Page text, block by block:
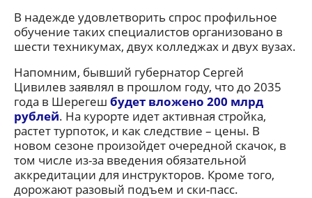
В надежде удовлетворить спрос профильное
обучение таких специалистов организовано в
шести техникумах, двух колледжах и двух вузах.
Напомним, бывший губернатор Сергей
Цивилев заявлял в прошлом году, что до 2035
года в Шерегеш будет вложено 200 млрд
рублей. На курорте идет активная стройка,
растет турпоток, и как следствие – цены. В
новом сезоне произойдет очередной скачок, в
том числе из-за введения обязательной
аккредитации для инструкторов. Кроме того,
дорожают разовый подъем и ски-пасс.